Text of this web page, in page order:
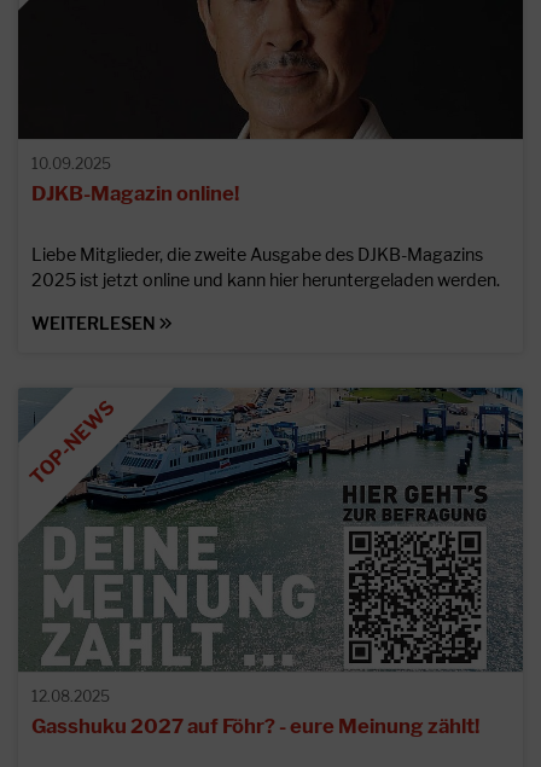
10.09.2025
DJKB-Magazin online!
Liebe Mitglieder, die zweite Ausgabe des DJKB-Magazins
2025 ist jetzt online und kann hier heruntergeladen werden.
WEITERLESEN
12.08.2025
Gasshuku 2027 auf Föhr? - eure Meinung zählt!